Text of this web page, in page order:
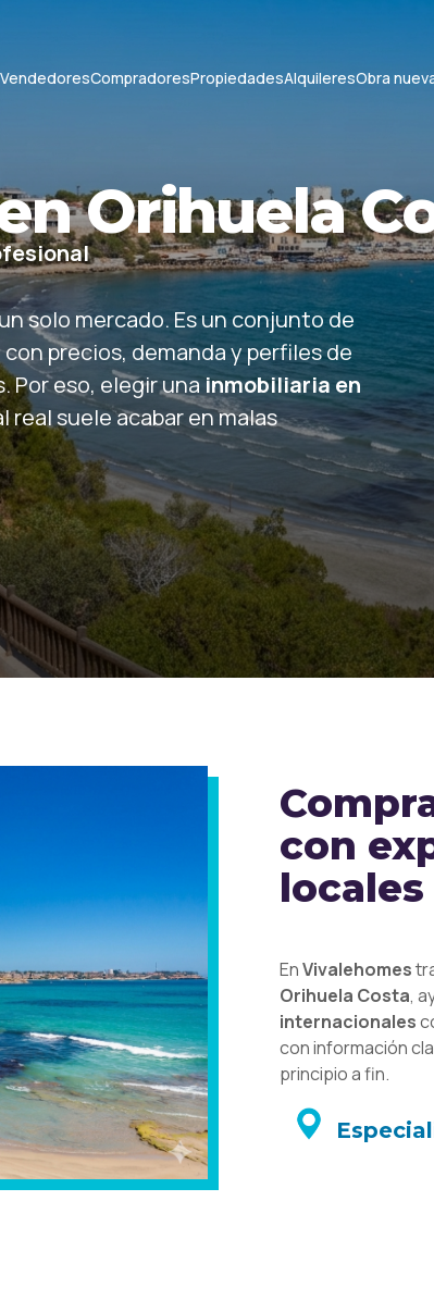
VendedoresCompradoresPropiedadesAlquileresObra
Orihuela
solo mercado. Es un conjunto de
precios, demanda y perfiles de
eso, elegir unainmobiliaria en
suele acabar en malas
con
locales
EnVivalehomes
Orihuela Costa,
internacionales
con información
principio a fin.